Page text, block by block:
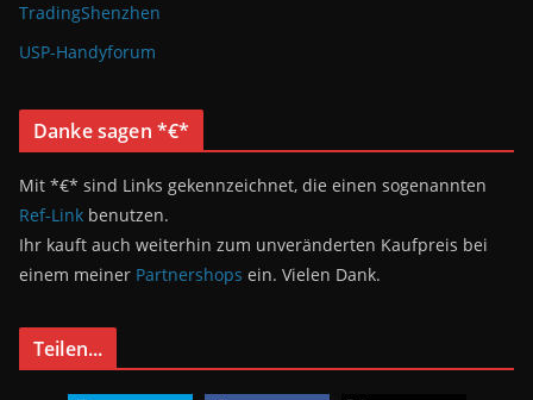
TradingShenzhen
USP-Handyforum
Danke sagen *€*
Mit *€* sind Links gekennzeichnet, die einen sogenannten
Ref-Link benutzen.
Ihr kauft auch weiterhin zum unveränderten Kaufpreis bei
einem meiner Partnershops ein. Vielen Dank.
Teilen...